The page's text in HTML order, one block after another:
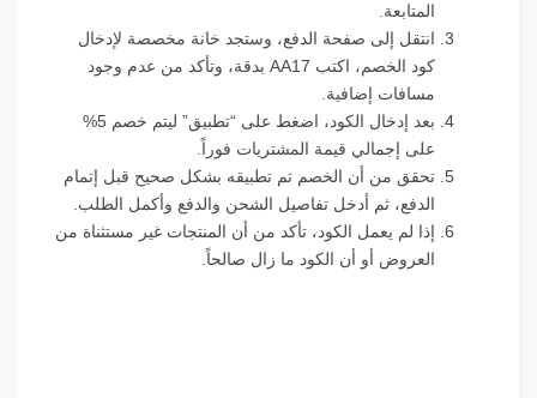
المتابعة.
انتقل إلى صفحة الدفع، وستجد خانة مخصصة لإدخال
كود الخصم، اكتب AA17 بدقة، وتأكد من عدم وجود
مسافات إضافية.
بعد إدخال الكود، اضغط على “تطبيق” ليتم خصم 5%
على إجمالي قيمة المشتريات فوراً.
تحقق من أن الخصم تم تطبيقه بشكل صحيح قبل إتمام
الدفع، ثم أدخل تفاصيل الشحن والدفع وأكمل الطلب.
إذا لم يعمل الكود، تأكد من أن المنتجات غير مستثناة من
العروض أو أن الكود ما زال صالحاً.